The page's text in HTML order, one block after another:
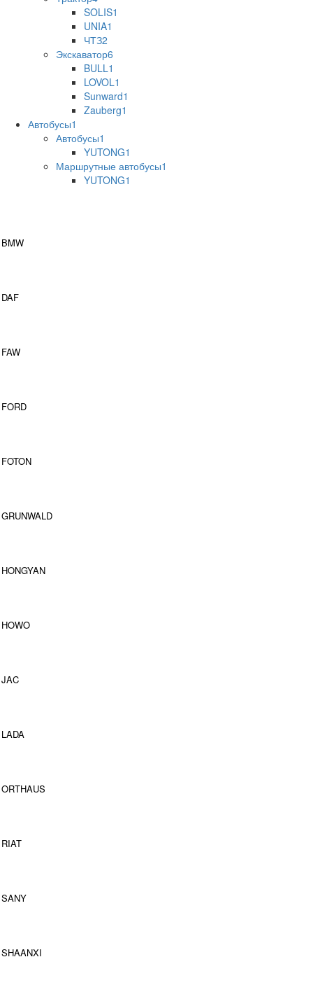
SOLIS1
UNIA1
ЧТЗ2
Экскаватор6
BULL1
LOVOL1
Sunward1
Zauberg1
Автобусы1
Автобусы1
YUTONG1
Маршрутные автобусы1
YUTONG1
BMW
DAF
FAW
FORD
FOTON
GRUNWALD
HONGYAN
HOWO
JAC
LADA
ORTHAUS
RIAT
SANY
SHAANXI